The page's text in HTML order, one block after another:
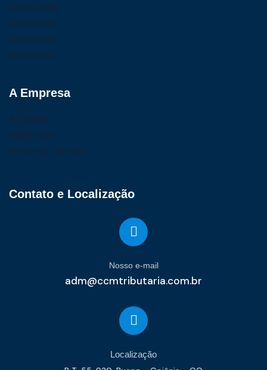
Consultoria
Advocacia
Assessoria
Pareceres
A Empresa
A Equipe
Visite-nos
Entre em contato
Contato e Localização
Nosso e-mail
adm@ccmtributaria.com.br
Localização